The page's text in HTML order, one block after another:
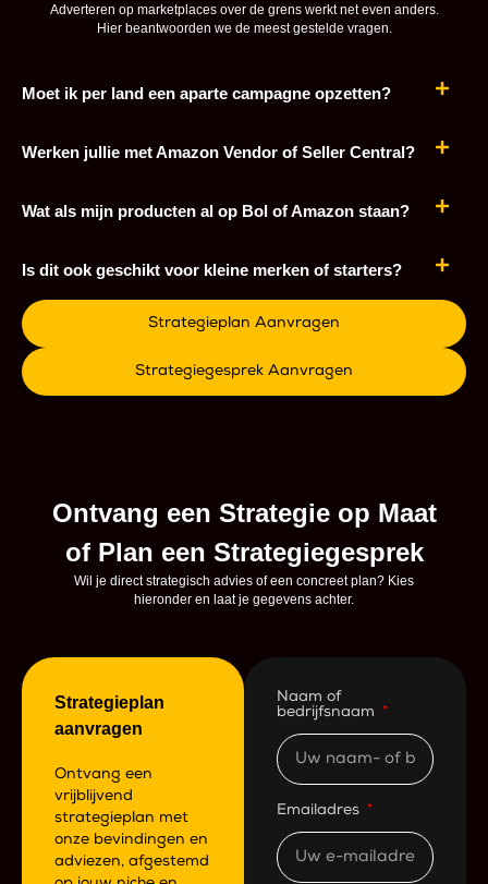
Adverteren op marketplaces over de grens werkt net even anders.
Hier beantwoorden we de meest gestelde vragen.
Moet ik per land een aparte campagne opzetten?
Werken jullie met Amazon Vendor of Seller Central?
Wat als mijn producten al op Bol of Amazon staan?
Is dit ook geschikt voor kleine merken of starters?
Strategieplan Aanvragen
Strategiegesprek Aanvragen
Ontvang een Strategie op Maat
of Plan een Strategiegesprek
Wil je direct strategisch advies of een concreet plan? Kies
hieronder en laat je gegevens achter.
Naam of
bedrijfsnaam
Emailadres
Strategieplan
aanvragen
Ontvang een
vrijblijvend
strategieplan met
onze bevindingen en
adviezen, afgestemd